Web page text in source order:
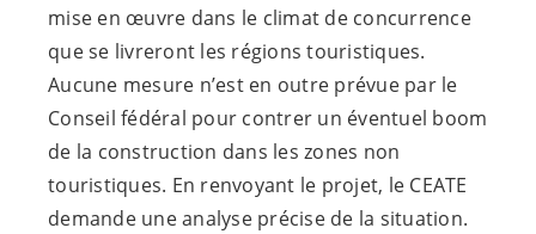
mise en œuvre dans le climat de concurrence
que se livreront les régions touristiques.
Aucune mesure n’est en outre prévue par le
Conseil fédéral pour contrer un éventuel boom
de la construction dans les zones non
touristiques. En renvoyant le projet, le CEATE
demande une analyse précise de la situation.